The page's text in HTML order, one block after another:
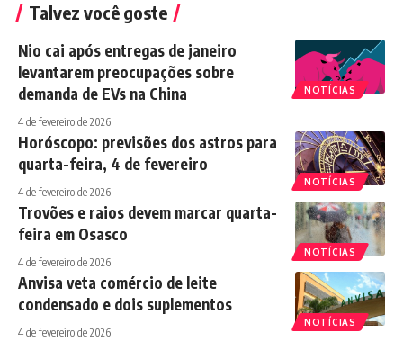
Talvez você goste
NOTÍCIAS
Nio cai após entregas de janeiro
levantarem preocupações sobre
demanda de EVs na China
4 de fevereiro de 2026
NOTÍCIAS
Horóscopo: previsões dos astros para
quarta-feira, 4 de fevereiro
4 de fevereiro de 2026
NOTÍCIAS
Trovões e raios devem marcar quarta-
feira em Osasco
4 de fevereiro de 2026
NOTÍCIAS
Anvisa veta comércio de leite
condensado e dois suplementos
4 de fevereiro de 2026